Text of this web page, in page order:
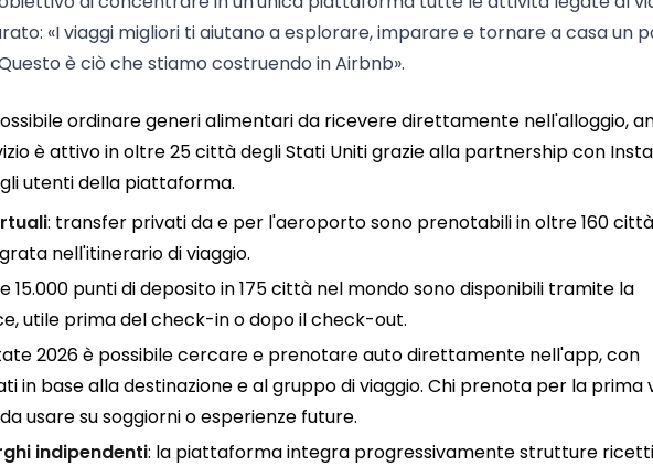
«I viaggi migliori ti aiutano a esplorare, imparare e tornare a casa un
è ciò che stiamo costruendo in Airbnb».
ordinare generi alimentari da ricevere direttamente nell'alloggio,
è attivo in oltre 25 città degli Stati Uniti grazie alla partnership con
utenti della piattaforma.
: transfer privati da e per l'aeroporto sono prenotabili in oltre 160
nell'itinerario di viaggio.
15.000 punti di deposito in 175 città nel mondo sono disponibili tramite la
utile prima del check-in o dopo il check-out.
2026 è possibile cercare e prenotare auto direttamente nell'app, con
in base alla destinazione e al gruppo di viaggio. Chi prenota per la prima
usare su soggiorni o esperienze future.
indipendenti: la piattaforma integra progressivamente strutture